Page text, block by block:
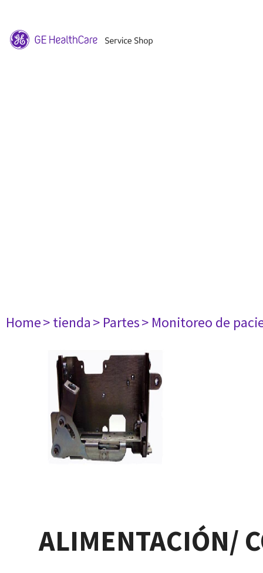
Home> tienda> Partes> Monitoreo de
ALIMENTACIÓN/